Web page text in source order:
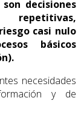
decisiones
casi nulo
básicos
necesidades
y de